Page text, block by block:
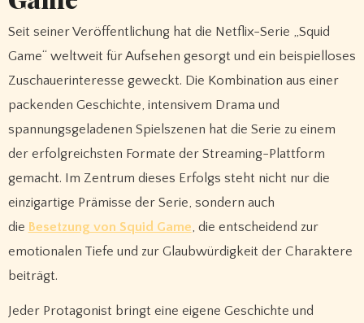
Seit seiner Veröffentlichung hat die Netflix-Serie „Squid
Game“ weltweit für Aufsehen gesorgt und ein beispielloses
Zuschauerinteresse geweckt. Die Kombination aus einer
packenden Geschichte, intensivem Drama und
spannungsgeladenen Spielszenen hat die Serie zu einem
der erfolgreichsten Formate der Streaming-Plattform
gemacht. Im Zentrum dieses Erfolgs steht nicht nur die
einzigartige Prämisse der Serie, sondern auch
die Besetzung von Squid Game, die entscheidend zur
emotionalen Tiefe und zur Glaubwürdigkeit der Charaktere
beiträgt.
Jeder Protagonist bringt eine eigene Geschichte und